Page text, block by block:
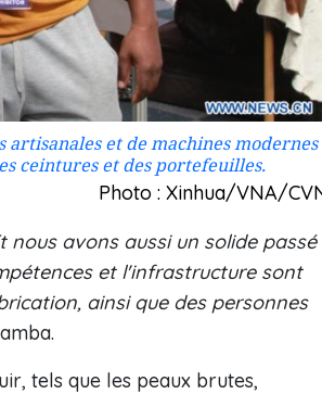
et de machines modernes
ceintures et des portefeuilles.
Photo : Xinhua/VNA/
nous avons aussi un solide passé
et l'infrastructure sont
ainsi que des personnes
tels que les peaux brutes,